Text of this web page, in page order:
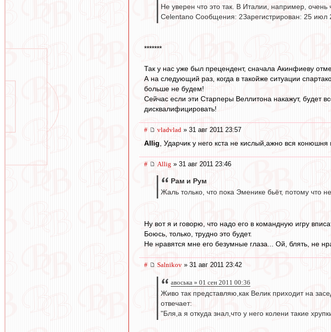
Не уверен что это так. В Италии, например,
Celentano Сообщения: 2Зарегистрирован: 25
*******
Так у нас уже был прецендент, сначала Акинфиеву
А на следующий раз, когда в такойже ситуации
больше не будем!
Сейчас если эти Старперы Веллитона накажут, будет
дисквалифицировать!
# vladvlad » 31 авг 2011 23:57
Allig , Ударчик у него кста не кислый,ажно вся конюшня
# Allig » 31 авг 2011 23:46
Рам и Рум
Жаль только, что пока Эменике бьёт, потому что
Ну вот я и говорю, что надо его в командную игру
Боюсь, только, трудно это будет.
Не нравятся мне его безумные глаза... Ой, блять, не
# Salnikov » 31 авг 2011 23:42
авоська » 01 сен 2011 00:36
Живо так представляю,как Велик приходит на
отвечает:
"Бля,а я откуда знал,что у него колени такие